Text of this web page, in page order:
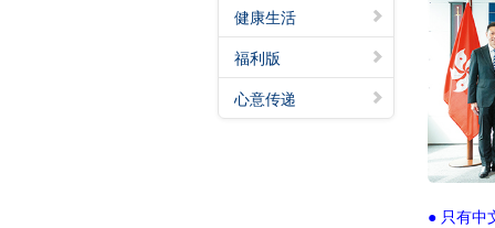
健康生活
福利版
心意传递
● 只有中